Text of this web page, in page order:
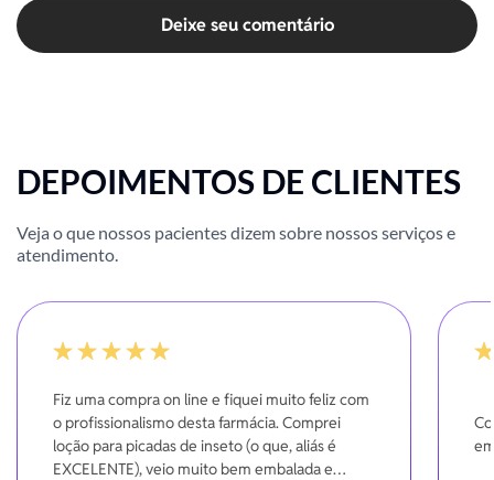
Deixe seu comentário
DEPOIMENTOS DE CLIENTES
Veja o que nossos pacientes dizem sobre nossos serviços e
atendimento.
Fiz uma compra on line e fiquei muito feliz com
o profissionalismo desta farmácia. Comprei
loção para picadas de inseto (o que, aliás é
EXCELENTE), veio muito bem embalada e